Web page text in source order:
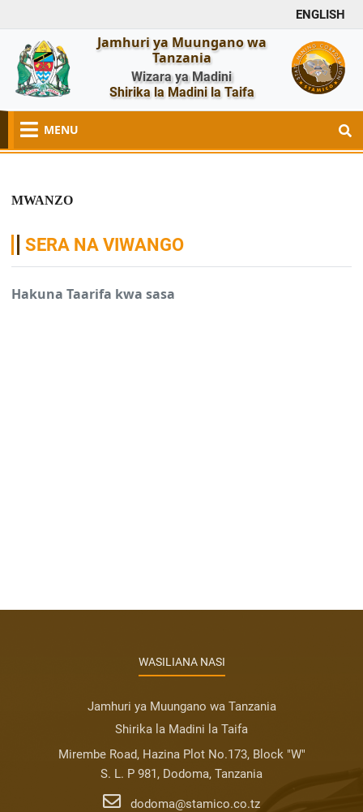
ENGLISH
Jamhuri ya Muungano wa
Tanzania
Wizara ya Madini
Shirika la Madini la Taifa
MENU
MWANZO
SERA NA VIWANGO
Hakuna Taarifa kwa sasa
WASILIANA NASI
Jamhuri ya Muungano wa Tanzania
Shirika la Madini la Taifa
Mirembe Road, Hazina Plot No.173, Block "W"
S. L. P 981, Dodoma, Tanzania
dodoma@stamico.co.tz